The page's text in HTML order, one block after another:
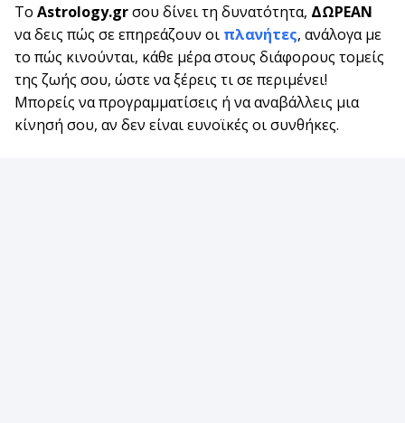
Το Astrology.grσου δίνει τη δυνατότητα, ΔΩΡΕΑΝ
να δεις πώς σε επηρεάζουν οι πλανήτες, ανάλογα με
το πώς κινούνται, κάθε μέρα στους διάφορους τομείς
της ζωής σου, ώστε να ξέρεις τι σε περιμένει!
Μπορείς να προγραμματίσεις ή να αναβάλλεις μια
κίνησή σου, αν δεν είναι ευνοϊκές οι συνθήκες.